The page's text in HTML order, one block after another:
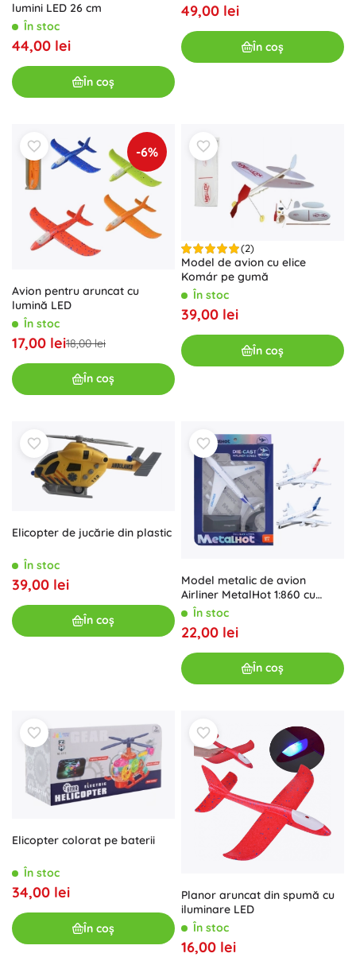
lumini LED 26 cm
În stoc
44,00 lei
În coș
49,00 lei
În coș
-6%
Avion pentru aruncat cu
lumină LED
În stoc
17,00 lei18,00 lei
În coș
(2)
Model de avion cu elice
Komár pe gumă
În stoc
39,00 lei
În coș
Elicopter de jucărie din plastic
În stoc
39,00 lei
În coș
Model metalic de avion
Airliner MetalHot 1:860 cu
mecanism de tragere înapoi
În stoc
22,00 lei
În coș
Elicopter colorat pe baterii
În stoc
34,00 lei
În coș
Planor aruncat din spumă cu
iluminare LED
În stoc
16,00 lei